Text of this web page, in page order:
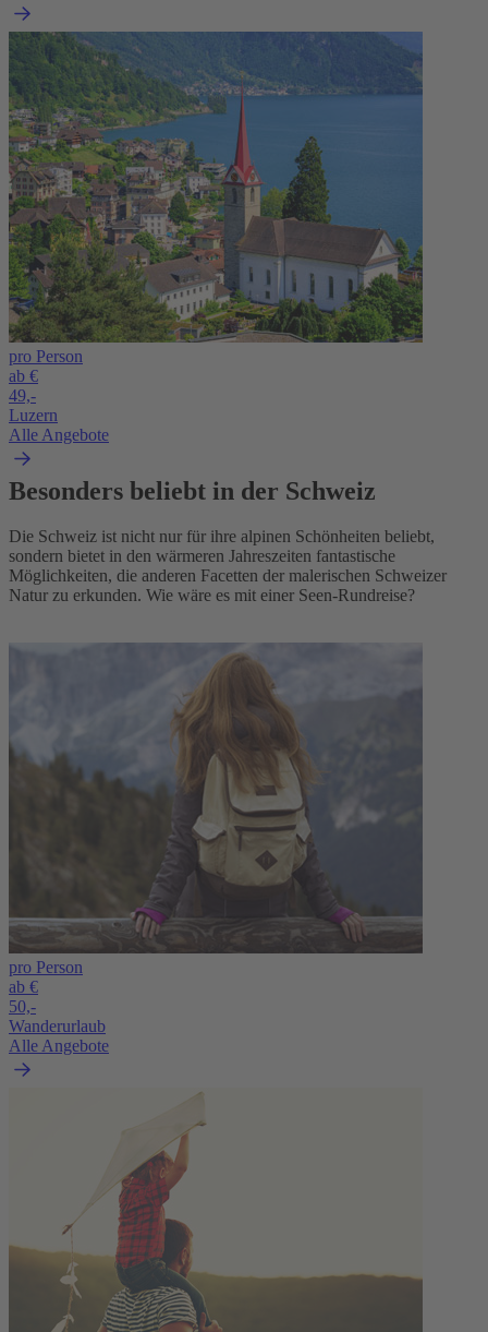
pro Person
ab €
49,-
Luzern
Alle Angebote
Besonders beliebt in der Schweiz
Die Schweiz ist nicht nur für ihre alpinen Schönheiten beliebt,
sondern bietet in den wärmeren Jahreszeiten fantastische
Möglichkeiten, die anderen Facetten der malerischen Schweizer
Natur zu erkunden. Wie wäre es mit einer Seen-Rundreise?
pro Person
ab €
50,-
Wanderurlaub
Alle Angebote